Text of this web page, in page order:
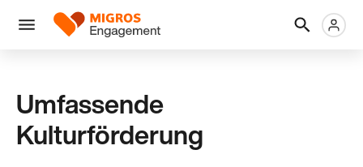
Navigation
überspringen
Menü
Logo
Umfassende
Kulturförderung